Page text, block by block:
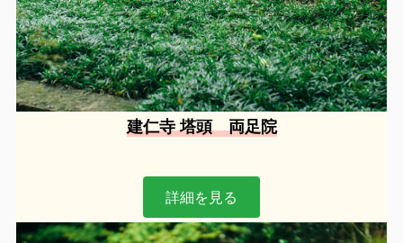
建仁寺 塔頭 両足院
詳細を見る